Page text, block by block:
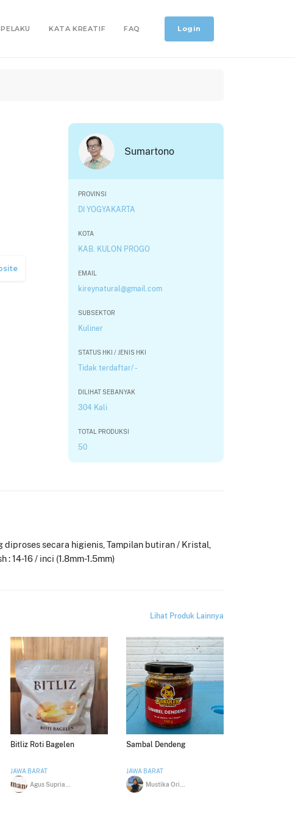
KATA KREATIF FAQ Login
Sumartono
PROVINSI
DI YOGYAKARTA
KOTA
KAB. KULON PROGO
EMAIL
kireynatural@gmail.com
SUBSEKTOR
Kuliner
STATUS HKI / JENIS HKI
Tidak terdaftar/ -
DILIHAT SEBANYAK
304 Kali
TOTAL PRODUKSI
50
secara higienis, Tampilan butiran / Kristal,
14-16 / inci (1.8mm-1.5mm)
Lihat Produk Lainnya
Bitliz Roti Bagelen
JAWA BARAT
Sambal Dendeng
JAWA BARAT